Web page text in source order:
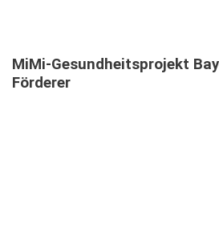
MiMi-Gesundheitsprojekt
Förderer